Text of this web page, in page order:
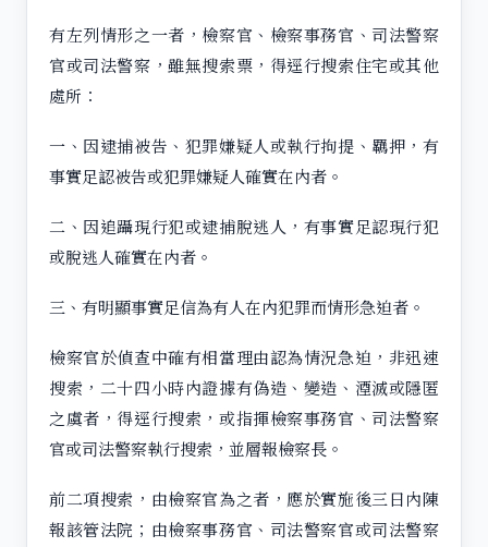
有左列情形之一者，檢察官、檢察事務官、司法警察
官或司法警察，雖無搜索票，得逕行搜索住宅或其他
處所：
一、因逮捕被告、犯罪嫌疑人或執行拘提、羈押，有
事實足認被告或犯罪嫌疑人確實在內者。
二、因追躡現行犯或逮捕脫逃人，有事實足認現行犯
或脫逃人確實在內者。
三、有明顯事實足信為有人在內犯罪而情形急迫者。
檢察官於偵查中確有相當理由認為情況急迫，非迅速
搜索，二十四小時內證據有偽造、變造、湮滅或隱匿
之虞者，得逕行搜索，或指揮檢察事務官、司法警察
官或司法警察執行搜索，並層報檢察長。
前二項搜索，由檢察官為之者，應於實施後三日內陳
報該管法院；由檢察事務官、司法警察官或司法警察